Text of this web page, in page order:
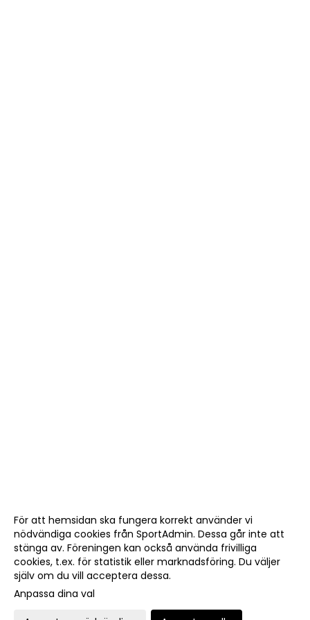
För att hemsidan ska fungera korrekt använder vi
nödvändiga cookies från SportAdmin. Dessa går inte att
stänga av. Föreningen kan också använda frivilliga
cookies, t.ex. för statistik eller marknadsföring. Du väljer
själv om du vill acceptera dessa.
Anpassa dina val